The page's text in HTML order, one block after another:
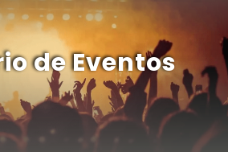
de Eventos